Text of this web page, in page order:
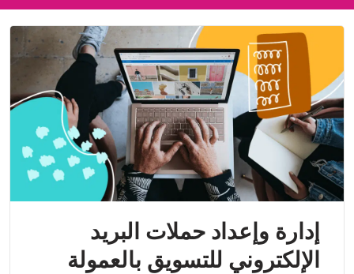
إدارة وإعداد حملات البريد
الإلكتروني للتسويق بالعمولة